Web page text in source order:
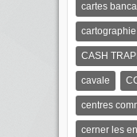
cartes
CASH
cavale
centres
cerner les